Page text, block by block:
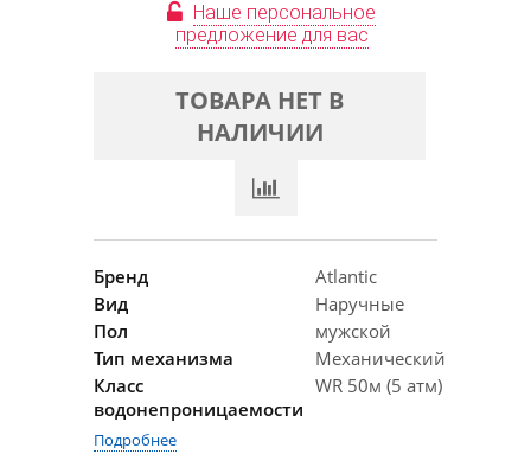
Наше персональное
предложение для вас
ТОВАРА НЕТ В
НАЛИЧИИ
Бренд
Atlantic
Вид
Наручные
Пол
мужской
Тип механизма
Механический
Класс
водонепроницаемости
WR 50м (5 атм)
Подробнее